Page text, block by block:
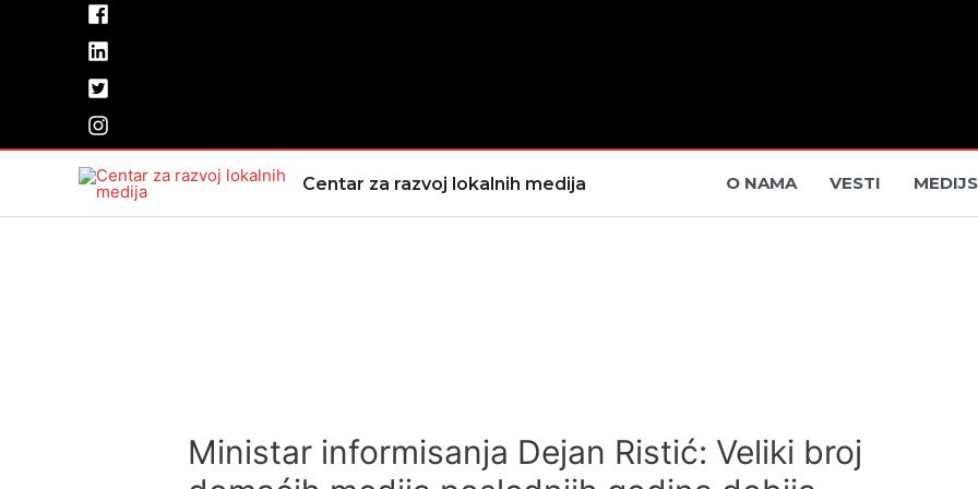
Centar za razvoj lokalnih medija O NAMA VESTI
Ministar informisanja Dejan Ristić: Veliki broj